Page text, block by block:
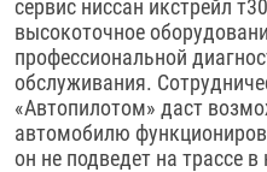
сервис ниссан икстрейл
высокоточное
профессиональной
обслуживания.
«Автопилотом» даст
автомобилю
он не подведет на трассе